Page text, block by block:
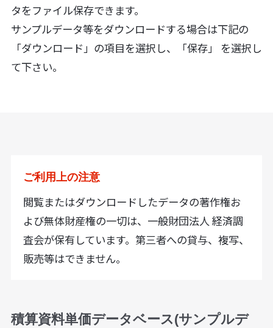
タをファイル保存できます。
サンプルデータ等をダウンロードする場合は下記の
「ダウンロード」の項目を選択し、「保存」 を選択し
て下さい。
ご利用上の注意
閲覧またはダウンロードしたデータの著作権お
よび無体財産権の一切は、一般財団法人 経済調
査会が保有しています。第三者への貸与、複写、
販売等はできません。
積算資料単価データベース(サンプルデ